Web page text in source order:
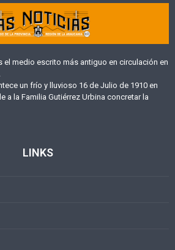
el medio escrito más antiguo en circulación en
un frío y lluvioso 16 de Julio de 1910 en
a la Familia Gutiérrez Urbina concretar la
LINKS